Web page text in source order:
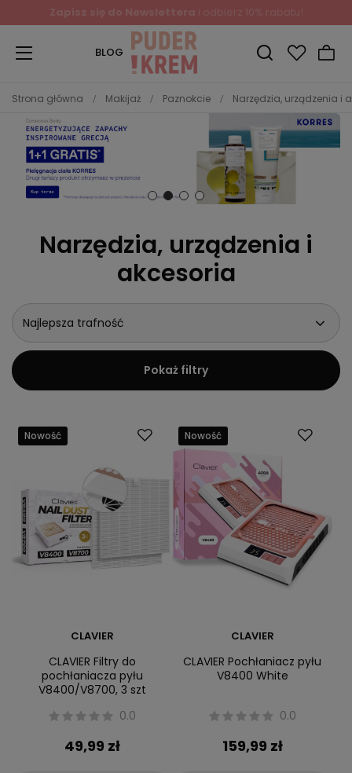
BLOG
Strona główna Makijaż Paznokcie Narzędzia, urządzenia i
Narzędzia, urządzenia i
akcesoria
Najlepsza trafność
Pokaż filtry
Nowość
CLAVIER
CLAVIER Filtry do
pochłaniacza pyłu
V8400/V8700, 3 szt
0.0
49,99 zł
Nowość
CLAVIER
CLAVIER Pochłaniacz pyłu
V8400 White
0.0
159,99 zł